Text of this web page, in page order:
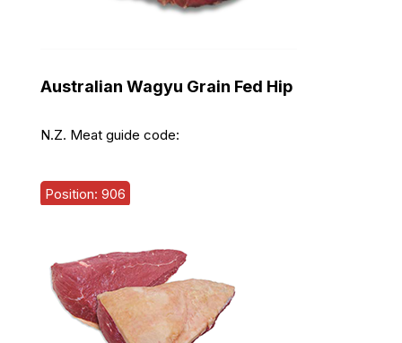
Australian Wagyu Grain Fed Hip
N.Z. Meat guide code:
Position: 906